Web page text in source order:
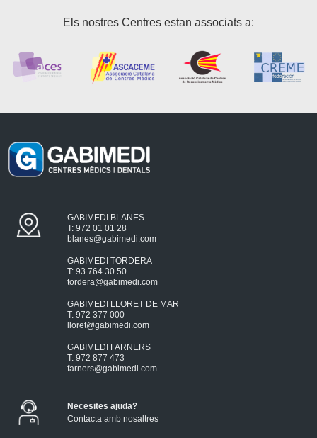
Els nostres Centres estan associats a:
GABIMEDI BLANES
T: 972 01 01 28
blanes@gabimedi.com
GABIMEDI TORDERA
T: 93 764 30 50
tordera@gabimedi.com
GABIMEDI LLORET DE MAR
T: 972 377 000
lloret@gabimedi.com
GABIMEDI FARNERS
T: 972 877 473
farners@gabimedi.com
Necesites ajuda?
Contacta amb nosaltres